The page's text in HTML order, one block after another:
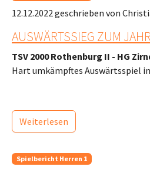
12.12.2022 geschrieben von
AUSWÄRTSSIEG ZUM
TSV 2000 Rothenburg II - HG
Hart umkämpftes Auswärtsspiel
Weiterlesen
Spielbericht Herren 1